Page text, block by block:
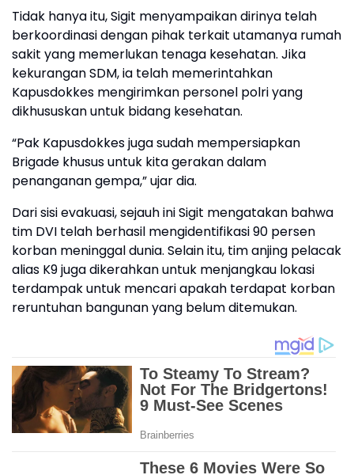
Tidak hanya itu, Sigit menyampaikan dirinya telah
berkoordinasi dengan pihak terkait utamanya rumah
sakit yang memerlukan tenaga kesehatan. Jika
kekurangan SDM, ia telah memerintahkan
Kapusdokkes mengirimkan personel polri yang
dikhususkan untuk bidang kesehatan.
“Pak Kapusdokkes juga sudah mempersiapkan
Brigade khusus untuk kita gerakan dalam
penanganan gempa,” ujar dia.
Dari sisi evakuasi, sejauh ini Sigit mengatakan bahwa
tim DVI telah berhasil mengidentifikasi 90 persen
korban meninggal dunia. Selain itu, tim anjing pelacak
alias K9 juga dikerahkan untuk menjangkau lokasi
terdampak untuk mencari apakah terdapat korban
reruntuhan bangunan yang belum ditemukan.